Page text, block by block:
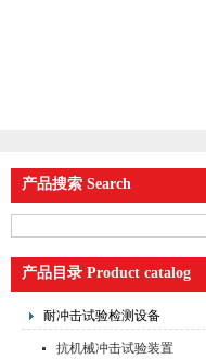
产品搜索 Search
产品目录 Product catalog
耐冲击试验检测设备
抗机械冲击试验装置